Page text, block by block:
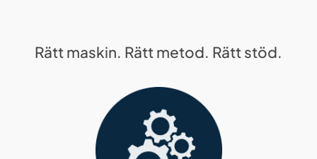
Rätt maskin. Rätt metod. Rätt stöd.